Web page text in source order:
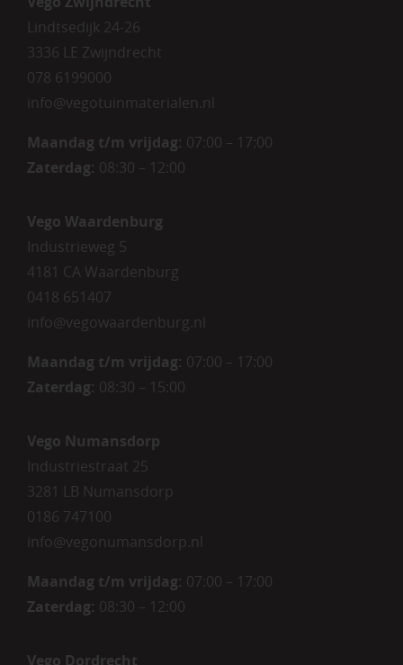
Lindtsedijk 24-26
3336 LE Zwijndrecht
078 6199000
info@vegotuinmaterialen.nl
Maandag t/m vrijdag: 07:00 – 17:00
Zaterdag: 08:30 – 12:00
Vego Waardenburg
Industrieweg 5
4181 CA Waardenburg
0418 651407
info@vegowaardenburg.nl
Maandag t/m vrijdag: 07:00 – 17:00
Zaterdag: 08:30 – 15:00
Vego Numansdorp
Industriestraat 25
3281 LB Numansdorp
0186 747100
info@vegonumansdorp.nl
Maandag t/m vrijdag: 07:00 – 17:00
Zaterdag: 08:30 – 12:00
Vego Dordrecht